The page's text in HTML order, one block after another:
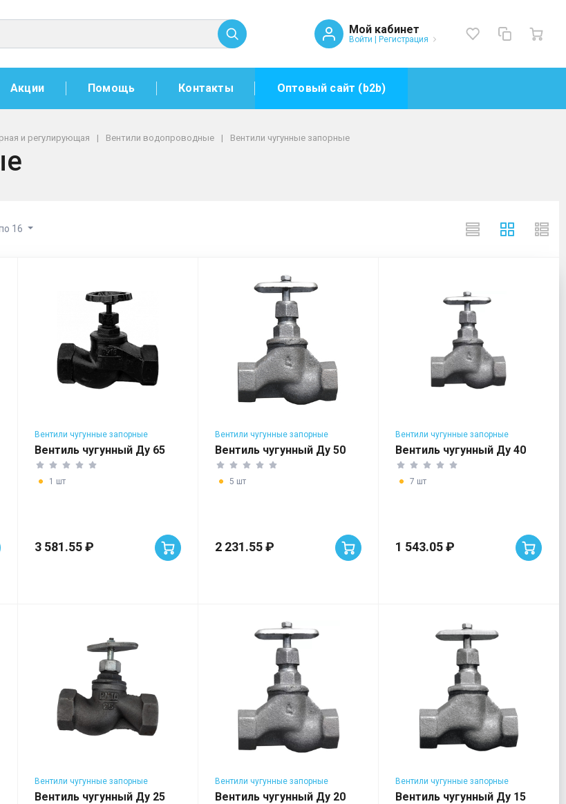
Мой кабинет
Войти | Регистрация
Акции Помощь Контакты Оптовый сайт (b2b)
и регулирующая Вентили водопроводные Вентили чугунные запорные
16
Вентили чугунные запорные
Вентиль чугунный Ду 65
1 шт
3 581.55 ₽
Вентили чугунные запорные
Вентиль чугунный Ду 50
5 шт
2 231.55 ₽
Вентили чугунные запорные
Вентиль чугунный Ду 40
7 шт
1 543.05 ₽
Вентили чугунные запорные
Вентиль чугунный Ду 25
Вентили чугунные запорные
Вентиль чугунный Ду 20
Вентили чугунные запорные
Вентиль чугунный Ду 15